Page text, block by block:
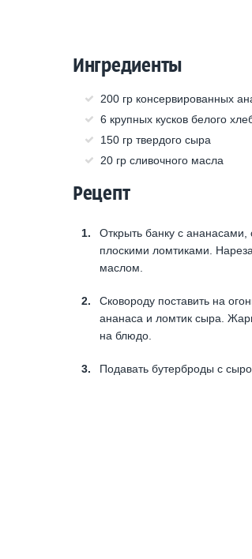
Ингредиенты
200 гр консервированных
6 крупных кусков белого
150 гр твердого сыра
20 гр сливочного масла
Рецепт
Открыть банку с
плоскими ломтиками.
маслом.
Сковороду поставить на
ананаса и ломтик сыра.
на блюдо.
Подавать бутерброды с